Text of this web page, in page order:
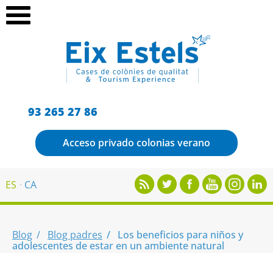
93 265 27 86
Acceso privado colonias verano
ES CA
Blog Blog padres
Los beneficios para niños y
adolescentes de estar en un ambiente natural